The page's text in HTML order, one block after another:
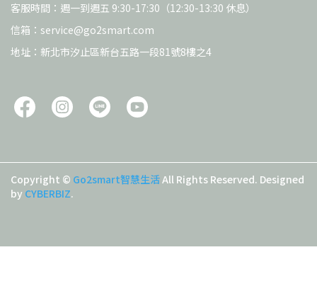
客服時間：週一到週五 9:30-17:30（12:30-13:30 休息）
信箱：service@go2smart.com
地址：新北市汐止區新台五路一段81號8樓之4
Copyright © Go2smart智慧生活All Rights Reserved. Designed
by CYBERBIZ.